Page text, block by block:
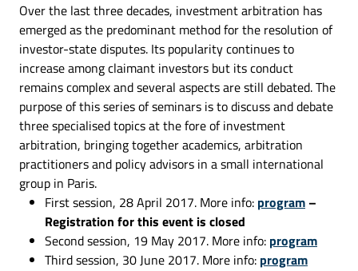
Over the last three decades, investment arbitration has
emerged as the predominant method for the resolution of
investor-state disputes. Its popularity continues to
increase among claimant investors but its conduct
remains complex and several aspects are still debated. The
purpose of this series of seminars is to discuss and debate
three specialised topics at the fore of investment
arbitration, bringing together academics, arbitration
practitioners and policy advisors in a small international
group in Paris.
First session, 28 April 2017. More info: program–
Registration for this event is closed
Second session, 19 May 2017. More info: program
Third session, 30 June 2017. More info: program